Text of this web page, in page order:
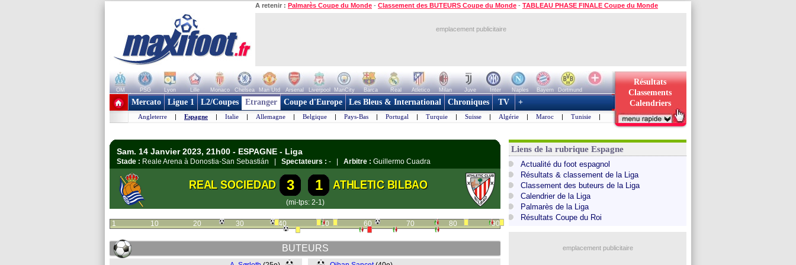
A retenir : Palmarès Coupe du Monde - Classement des BUTEURS Coupe du Monde - TABLEAU PHASE FINALE Coupe du Monde
emplacement publicitaire
OM PSG Lyon Lille Monaco Chelsea Man Utd Arsenal Liverpool ManCity Barca Real Atletico Milan Juve Inter Naples Bayern
Dortmund
+ de clubs
Résultats
Classements
Calendriers
Mercato Ligue 1 L2/Coupes Etranger Coupe d'Europe Les Bleus & International Chroniques TV +
Angleterre | Espagne | Italie | Allemagne | Belgique | Pays-Bas | Portugal | Turquie | Suisse | Algérie | Maroc | Tunisie |
Sam. 14 Janvier 2023, 21h00 - ESPAGNE - Liga
Stade : Reale Arena à Donostia-San Sebastián | Spectateurs : - | Arbitre : Guillermo Cuadra
REAL SOCIEDAD 3 1 ATHLETIC BILBAO
(mi-tps: 2-1)
1 10 20 30 40 50 60 70 80 90
BUTEURS
Liens de la rubrique Espagne
Actualité du foot espagnol
Résultats & classement de la Liga
Classement des buteurs de la Liga
Calendrier de la Liga
Palmarès de la Liga
Résultats Coupe du Roi
emplacement publicitaire